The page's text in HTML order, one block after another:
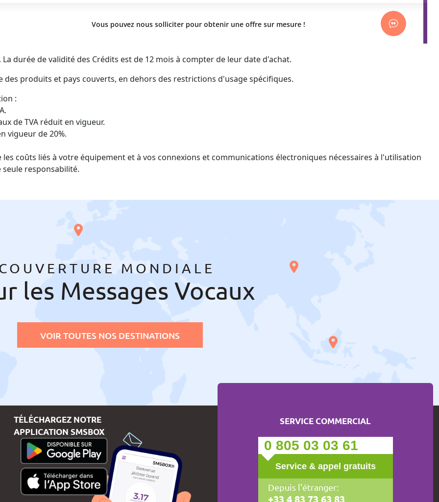
Vous pouvez nous solliciter pour obtenir une offre sur mesure !
durée de validité des Crédits est de 12 mois à compter de leur date d'achat.
produits et pays couverts, en dehors des restrictions d'usage spécifiques.
:
de TVA réduit en vigueur.
vigueur de 20%.
coûts liés à votre équipement et à vos connexions et communications électroniques nécessaires à l'utilisation
responsabilité.
MONDIALE
les Messages Vocaux
VOIR TOUTES NOS DESTINATIONS
TÉLÉCHARGEZ NOTRE
APPLICATION SMSBOX
SERVICE COMMERCIAL
0 805 03 03 61
Service & appel gratuits
Depuis l'étranger:
+33 4 83 73 63 83